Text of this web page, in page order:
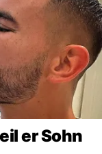
er Sohn